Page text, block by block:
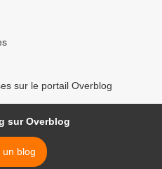
sur le portail Overblog
sur Overblog
un blog